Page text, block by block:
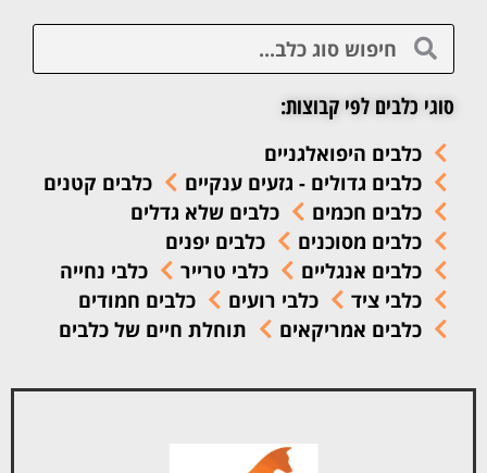
סוגי כלבים לפי קבוצות:
כלבים היפואלגניים
כלבים גדולים - גזעים ענקיים
כלבים קטנים
כלבים חכמים
כלבים שלא גדלים
כלבים מסוכנים
כלבים יפנים
כלבים אנגליים
כלבי טרייר
כלבי נחייה
כלבי ציד
כלבי רועים
כלבים חמודים
כלבים אמריקאים
תוחלת חיים של כלבים